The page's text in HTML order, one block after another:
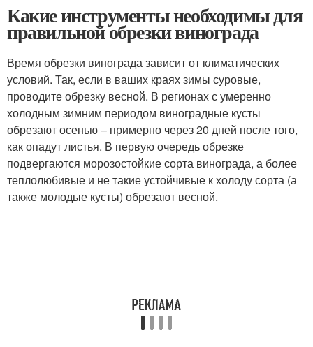
Какие инструменты необходимы для
правильной обрезки винограда
Время обрезки винограда зависит от климатических
условий. Так, если в ваших краях зимы суровые,
проводите обрезку весной. В регионах с умеренно
холодным зимним периодом виноградные кусты
обрезают осенью – примерно через 20 дней после того,
как опадут листья. В первую очередь обрезке
подвергаются морозостойкие сорта винограда, а более
теплолюбивые и не такие устойчивые к холоду сорта (а
также молодые кусты) обрезают весной.